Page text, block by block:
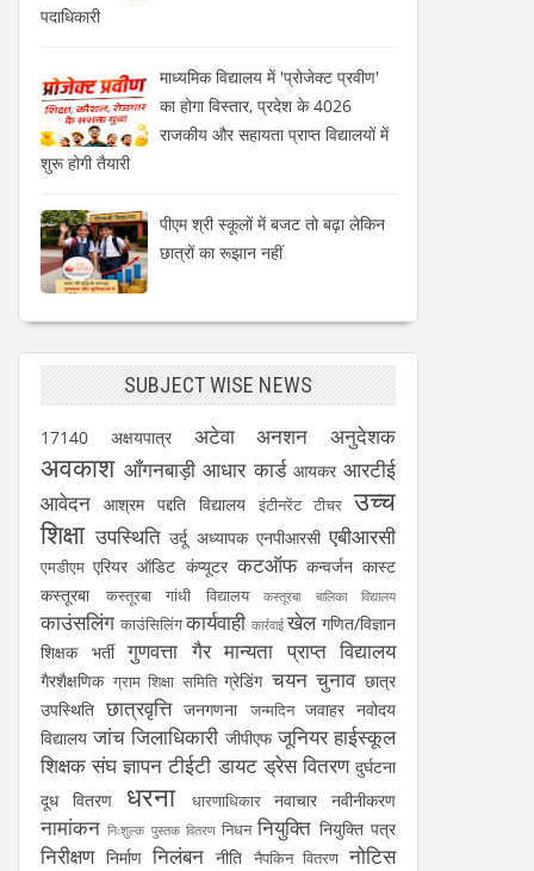
पदाधिकारी
माध्यमिक विद्यालय में 'प्रोजेक्ट प्रवीण'
का होगा विस्तार, प्रदेश के 4026
राजकीय और सहायता प्राप्त विद्यालयों में
शुरू होगी तैयारी
पीएम श्री स्कूलों में बजट तो बढ़ा लेकिन
छात्रों का रूझान नहीं
SUBJECT WISE NEWS
17140 अक्षयपात्र अटेवा अनशन अनुदेशक
अवकाश आँगनबाड़ी आधार कार्ड आयकर आरटीई
आवेदन आश्रम पद्दति विद्यालय इंटीनरेंट टीचर उच्च
शिक्षा उपस्थिति उर्दू अध्यापक एनपीआरसी एबीआरसी
एमडीएम एरियर ऑडिट कंप्यूटर कटऑफ कन्वर्जन कास्ट
कस्तूरबा
कस्तूरबा गांधी विद्यालय कस्तूरबा बालिका विद्यालय
काउंसलिंग काउंसिलिंग कार्यवाही कार्रवाई खेल गणित/विज्ञान
शिक्षक भर्ती
गुणवत्ता गैर मान्यता प्राप्त विद्यालय
गैरशैक्षणिक ग्राम शिक्षा समिति ग्रेडिंग चयन चुनाव छात्र
उपस्थिति छात्रवृत्ति जनगणना जन्मदिन जवाहर नवोदय
विद्यालय जांच जिलाधिकारी जीपीएफ जूनियर हाईस्कूल
शिक्षक संघ ज्ञापन टीईटी डायट ड्रेस वितरण दुर्घटना
दूध वितरण
धरना धारणाधिकार नवाचार नवीनीकरण
नामांकन निःशुल्क पुस्तक वितरण निधन नियुक्ति नियुक्ति पत्र
निरीक्षण निर्माण निलंबन नीति नैपकिन वितरण नोटिस